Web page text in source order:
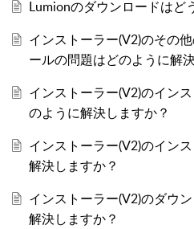
Lumionのダウンロードはど
インストーラー(V2)のその
ールの問題はどのように解
インストーラー(V2)のイン
のように解決しますか？
インストーラー(V2)のイン
解決しますか？
インストーラー(V2)のダウ
解決しますか？